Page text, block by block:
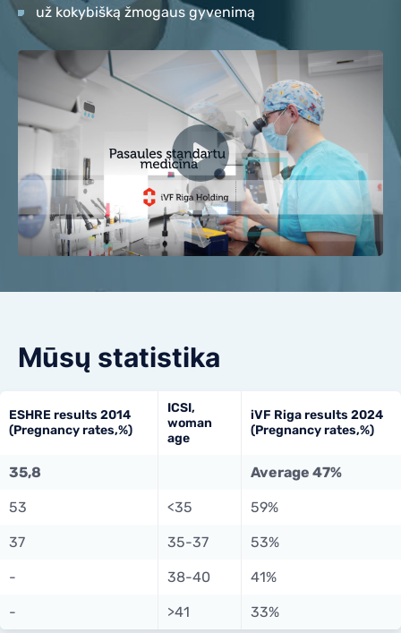
už kokybišką žmogaus gyvenimą
Mūsų statistika
ESHRE results 2014
(Pregnancy rates,%)
ICSI,
woman
age
iVF Riga results 2024
(Pregnancy rates,%)
35,8 Average 47%
53 <35 59%
37 35-37 53%
- 38-40 41%
- >41 33%